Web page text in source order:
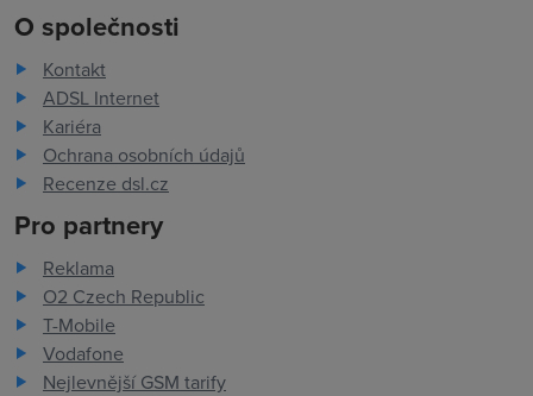
O společnosti
Kontakt
ADSL Internet
Kariéra
Ochrana osobních údajů
Recenze dsl.cz
Pro partnery
Reklama
O2 Czech Republic
T-Mobile
Vodafone
Nejlevnější GSM tarify